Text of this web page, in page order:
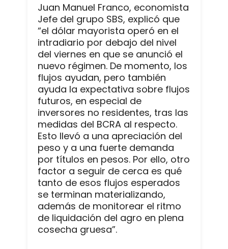
Juan Manuel Franco, economista
Jefe del grupo SBS, explicó que
“el dólar mayorista operó en el
intradiario por debajo del nivel
del viernes en que se anunció el
nuevo régimen. De momento, los
flujos ayudan, pero también
ayuda la expectativa sobre flujos
futuros, en especial de
inversores no residentes, tras las
medidas del BCRA al respecto.
Esto llevó a una apreciación del
peso y a una fuerte demanda
por títulos en pesos. Por ello, otro
factor a seguir de cerca es qué
tanto de esos flujos esperados
se terminan materializando,
además de monitorear el ritmo
de liquidación del agro en plena
cosecha gruesa”.